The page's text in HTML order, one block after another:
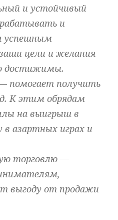
и устойчивый
и
успешным
цели и желания
достижимы.
помогает получить
К этим обрядам
на выигрыш в
в азартных играх и
торговлю —
выгоду от продажи